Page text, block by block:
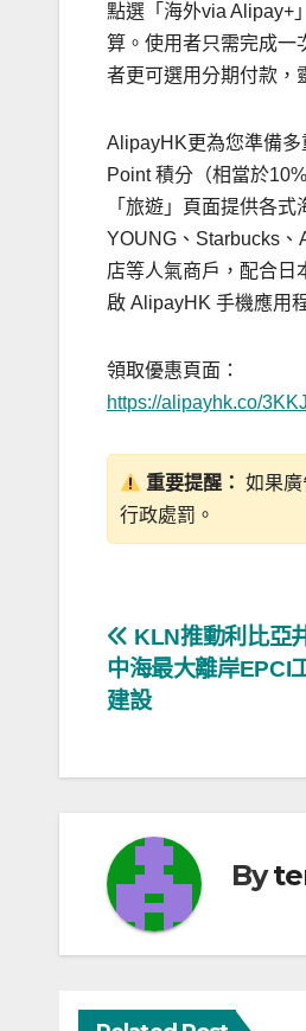
點選「海外via Alipay+
算。使用者只需完成一
者更可選用分期付款，
AlipayHK更為您準備
Point 積分（相當於
「旅遊」頁面提供各
YOUNG、Starbucks、
店等人氣商戶，配合日
啟 AlipayHK 手機應用
領取優惠頁面：
https://alipayhk.co/
重要提醒： 如果
行政處罰。
文
章
覽
KLN推動利比亞
中海最大離岸EPCI
建設
By